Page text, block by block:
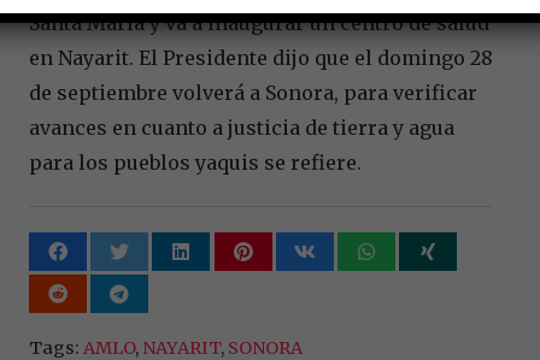
Santa María y va a inaugurar un centro de salud
en Nayarit. El Presidente dijo que el domingo 28
de septiembre volverá a Sonora, para verificar
avances en cuanto a justicia de tierra y agua
para los pueblos yaquis se refiere.
Tags: AMLO, NAYARIT, SONORA